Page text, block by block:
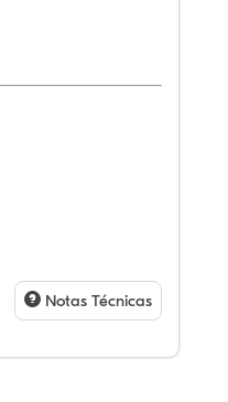
Notas Técnicas